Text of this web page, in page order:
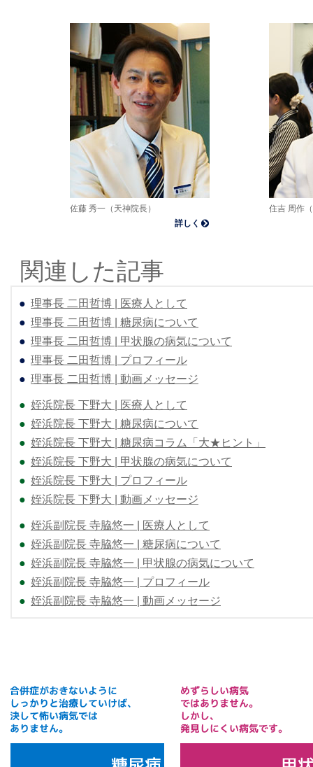
佐藤 秀一（天神院長）
詳しく
住吉 周作
関連した記事
● 理事長 二田哲博 | 医療人として
● 理事長 二田哲博 | 糖尿病について
● 理事長 二田哲博 | 甲状腺の病気について
● 理事長 二田哲博 | プロフィール
● 理事長 二田哲博 | 動画メッセージ
● 姪浜院長 下野大 | 医療人として
● 姪浜院長 下野大 | 糖尿病について
● 姪浜院長 下野大 | 糖尿病コラム「大★ヒント」
● 姪浜院長 下野大 | 甲状腺の病気について
● 姪浜院長 下野大 | プロフィール
● 姪浜院長 下野大 | 動画メッセージ
● 姪浜副院長 寺脇悠一 | 医療人として
● 姪浜副院長 寺脇悠一 | 糖尿病について
● 姪浜副院長 寺脇悠一 | 甲状腺の病気について
● 姪浜副院長 寺脇悠一 | プロフィール
● 姪浜副院長 寺脇悠一 | 動画メッセージ